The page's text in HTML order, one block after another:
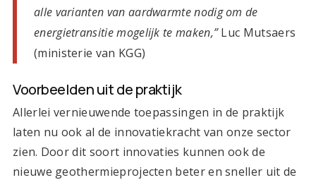
alle varianten van aardwarmte nodig om de
energietransitie mogelijk te maken,”Luc Mutsaers
(ministerie van KGG)
Voorbeelden uit de praktijk
Allerlei vernieuwende toepassingen in de praktijk
laten nu ook al de innovatiekracht van onze sector
zien. Door dit soort innovaties kunnen ook de
nieuwe geothermieprojecten beter en sneller uit de